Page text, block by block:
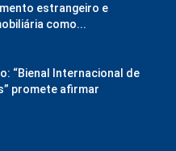
estrangeiro e
como...
“Bienal Internacional de
promete afirmar